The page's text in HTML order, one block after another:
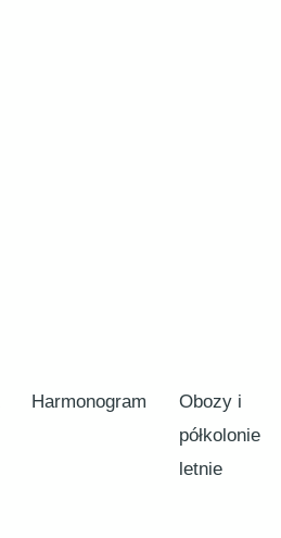
Harmonogram
Obozy i
półkolonie
letnie